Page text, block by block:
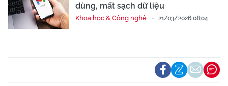
dùng, mất sạch dữ liệu
Khoa học & Công nghệ 21/03/2026 08:04